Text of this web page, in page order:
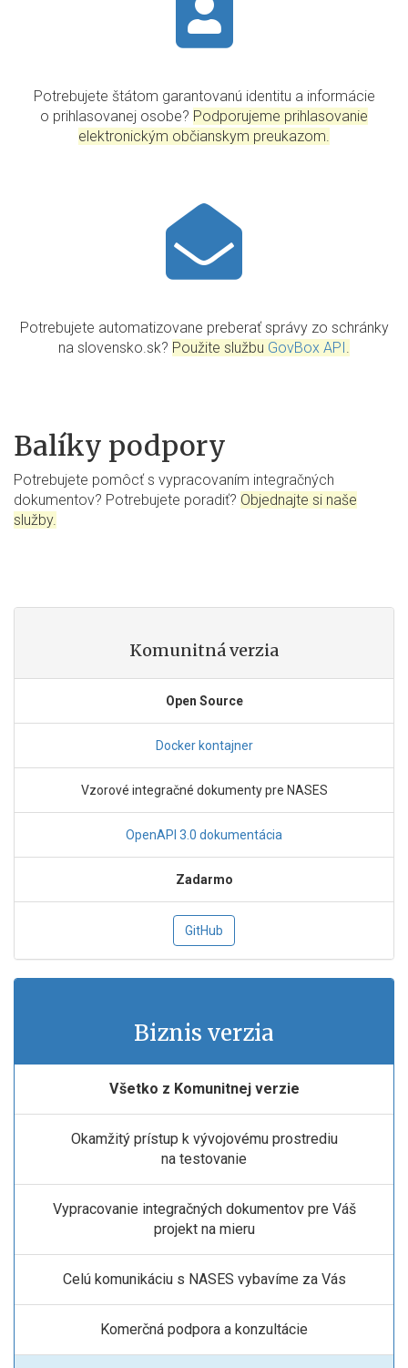
Potrebujete štátom garantovanú identitu a informácie
o prihlasovanej osobe? Podporujeme prihlasovanie
elektronickým občianskym preukazom.
Potrebujete automatizovane preberať správy zo schránky
na slovensko.sk? Použite službu GovBox API.
Balíky podpory
Potrebujete pomôcť s vypracovaním integračných
dokumentov? Potrebujete poradiť? Objednajte si naše
služby.
Komunitná verzia
Open Source
Docker kontajner
Vzorové integračné dokumenty pre NASES
OpenAPI 3.0 dokumentácia
Zadarmo
GitHub
Biznis verzia
Všetko z Komunitnej verzie
Okamžitý prístup k vývojovému prostrediu
na testovanie
Vypracovanie integračných dokumentov pre Váš
projekt na mieru
Celú komunikáciu s NASES vybavíme za Vás
Komerčná podpora a konzultácie